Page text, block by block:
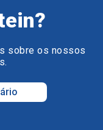
sobre os nossos